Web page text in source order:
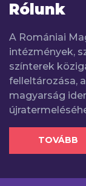
Rólunk
A Romániai
intézmények,
színterek
felleltározása,
magyarság
TOVÁBB